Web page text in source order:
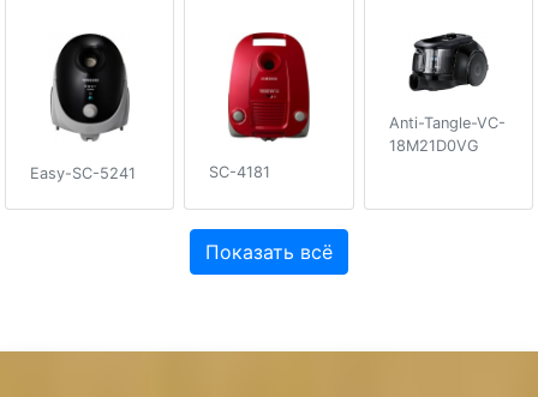
Easy-SC-5241 SC-4181
Anti-Tangle-VC-
18M21D0VG
Показать всё